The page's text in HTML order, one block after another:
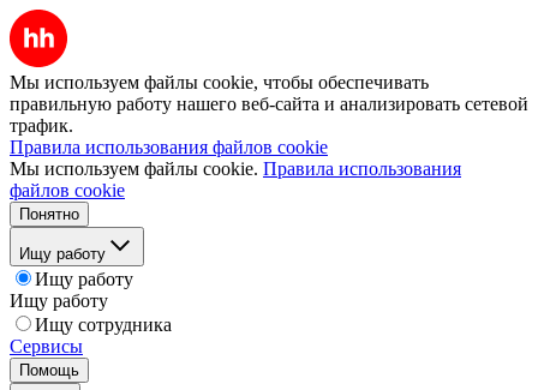
Мы используем файлы cookie, чтобы обеспечивать
правильную работу нашего веб-сайта и анализировать сетевой
трафик.
Правила использования файлов cookie
Мы используем файлы cookie. Правила использования
файлов cookie
Понятно
Ищу работу
Ищу работу
Ищу работу
Ищу сотрудника
Сервисы
Помощь